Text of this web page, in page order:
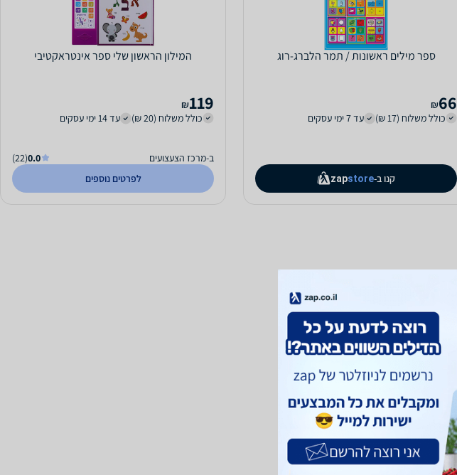
ספר מילים ראשונות / תמר הלברג-רוג
66
₪
כולל משלוח (17 ₪)
עד 7 ימי עסקים
קנו ב- zapstore
המילון הראשון שלי ספר אינטראקטיבי
119
₪
כולל משלוח (20 ₪)
עד 14 ימי עסקים
ב-מרכז הצעצועים 0.0
(22)
לפרטים נוספים